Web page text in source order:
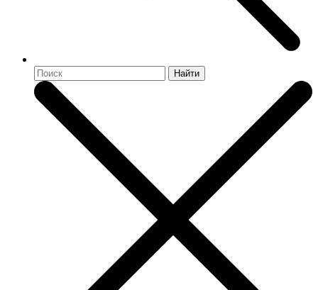
Найти